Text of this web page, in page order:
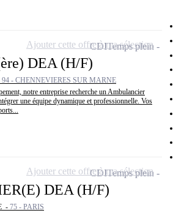
DEA (H/F)
94 - CHENNEVIERES SUR MARNE
notre entreprise recherche un Ambulancier
une équipe dynamique et professionnelle. Vos
CDITemps plein
Ajouter cette offre à ma sélection
DEA (H/F)
- 75 - PARIS
CDITemps plein
Ajouter cette offre à ma sélection